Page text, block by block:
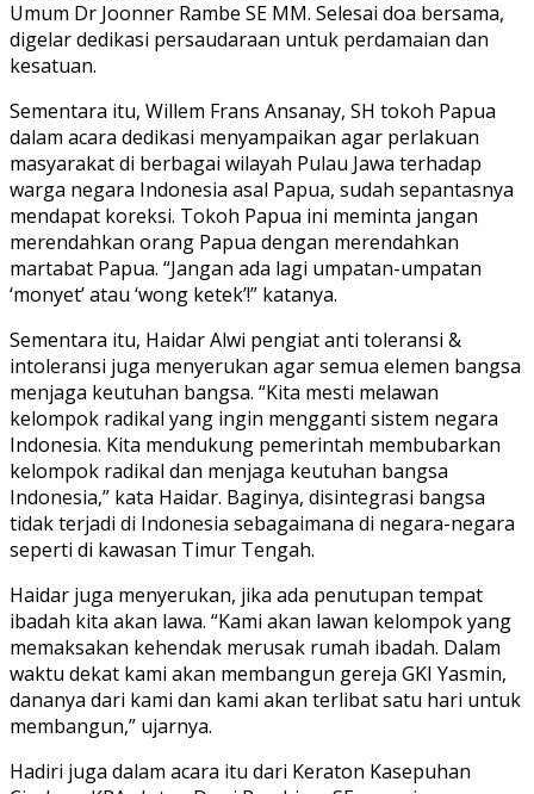
Umum Dr Joonner Rambe SE MM. Selesai doa bersama,
digelar dedikasi persaudaraan untuk perdamaian dan
kesatuan.
Sementara itu, Willem Frans Ansanay, SH tokoh Papua
dalam acara dedikasi menyampaikan agar perlakuan
masyarakat di berbagai wilayah Pulau Jawa terhadap
warga negara Indonesia asal Papua, sudah sepantasnya
mendapat koreksi. Tokoh Papua ini meminta jangan
merendahkan orang Papua dengan merendahkan
martabat Papua. “Jangan ada lagi umpatan-umpatan
‘monyet’ atau ‘wong ketek’!” katanya.
Sementara itu, Haidar Alwi pengiat anti toleransi &
intoleransi juga menyerukan agar semua elemen bangsa
menjaga keutuhan bangsa. “Kita mesti melawan
kelompok radikal yang ingin mengganti sistem negara
Indonesia. Kita mendukung pemerintah membubarkan
kelompok radikal dan menjaga keutuhan bangsa
Indonesia,” kata Haidar. Baginya, disintegrasi bangsa
tidak terjadi di Indonesia sebagaimana di negara-negara
seperti di kawasan Timur Tengah.
Haidar juga menyerukan, jika ada penutupan tempat
ibadah kita akan lawa. “Kami akan lawan kelompok yang
memaksakan kehendak merusak rumah ibadah. Dalam
waktu dekat kami akan membangun gereja GKI Yasmin,
dananya dari kami dan kami akan terlibat satu hari untuk
membangun,” ujarnya.
Hadiri juga dalam acara itu dari Keraton Kasepuhan